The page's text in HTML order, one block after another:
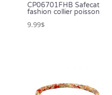
CP06701FHB Safecat
fashion collier poisson
9.99$